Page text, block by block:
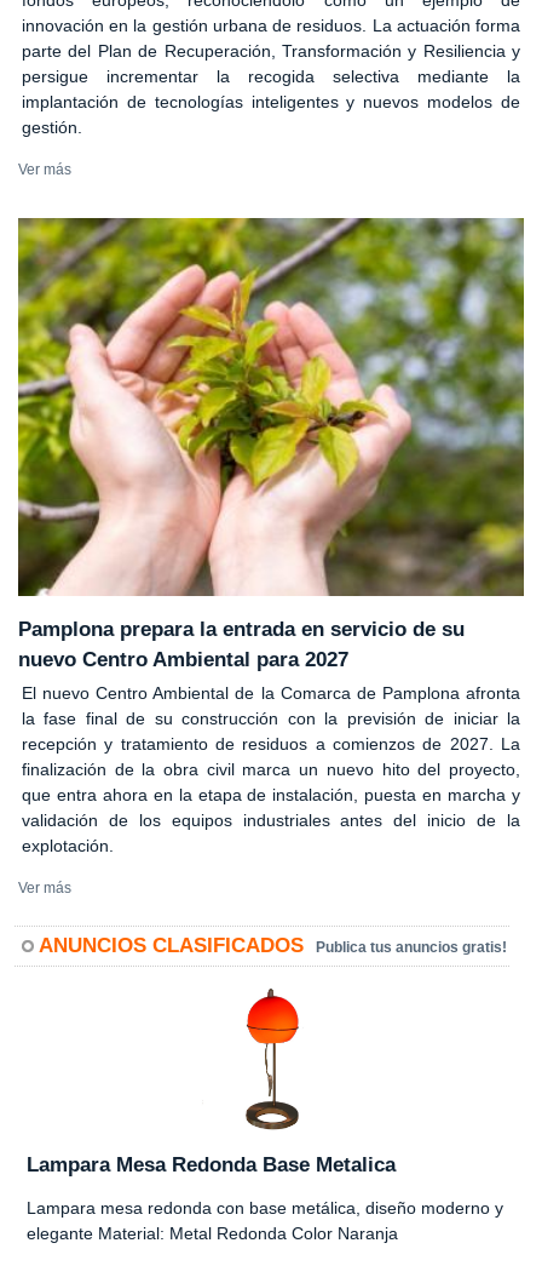
innovación en la gestión urbana de residuos. La actuación forma
parte del Plan de Recuperación, Transformación y Resiliencia y
persigue incrementar la recogida selectiva mediante la
implantación de tecnologías inteligentes y nuevos modelos de
gestión.
Ver más
Pamplona prepara la entrada en servicio de su
nuevo Centro Ambiental para 2027
El nuevo Centro Ambiental de la Comarca de Pamplona afronta
la fase final de su construcción con la previsión de iniciar la
recepción y tratamiento de residuos a comienzos de 2027. La
finalización de la obra civil marca un nuevo hito del proyecto,
que entra ahora en la etapa de instalación, puesta en marcha y
validación de los equipos industriales antes del inicio de la
explotación.
Ver más
ANUNCIOS CLASIFICADOS Publica tus anuncios gratis!
Lampara Mesa Redonda Base Metalica
Lampara mesa redonda con base metálica, diseño moderno y
elegante Material: Metal Redonda Color Naranja